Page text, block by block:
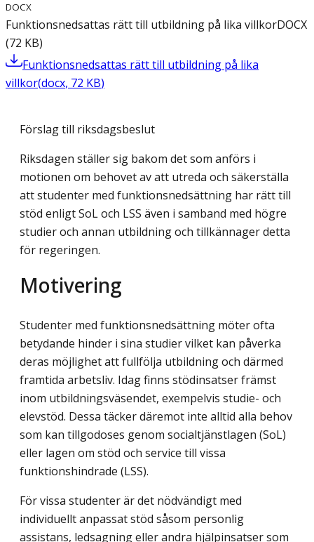
DOCX
Funktionsnedsattas rätt till utbildning på lika villkorDOCX
(72 KB)
Funktionsnedsattas rätt till utbildning på lika
villkor(docx, 72 KB)
Förslag till riksdagsbeslut
Riksdagen ställer sig bakom det som anförs i
motionen om behovet av att utreda och säkerställa
att studenter med funktionsnedsättning har rätt till
stöd enligt SoL och LSS även i samband med högre
studier och annan utbildning och tillkännager detta
för regeringen.
Motivering
Studenter med funktionsnedsättning möter ofta
betydande hinder i sina studier vilket kan påverka
deras möjlighet att fullfölja utbildning och därmed
framtida arbetsliv. Idag finns stödinsatser främst
inom utbildningsväsendet, exempelvis studie- och
elevstöd. Dessa täcker däremot inte alltid alla behov
som kan tillgodoses genom socialtjänstlagen (SoL)
eller lagen om stöd och service till vissa
funktionshindrade (LSS).
För vissa studenter är det nödvändigt med
individuellt anpassat stöd såsom personlig
assistans, ledsagning eller andra hjälpinsatser som